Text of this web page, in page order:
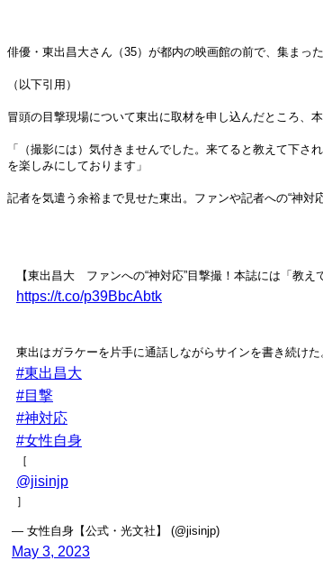
俳優・東出昌大さん（35）が都内の映画館の前で、集まっ
（以下引用）
冒頭の目撃現場について東出に取材を申し込んだところ、
「（撮影には）気付きませんでした。来てると教えて下
を楽しみにしております」
記者を気遣う余裕まで見せた東出。ファンや記者への“神対
【東出昌大 ファンへの“神対応”目撃撮！本誌には「教え
https://t.co/p39BbcAbtk
東出はガラケーを片手に通話しながらサインを書き続け
#東出昌大
#目撃
#神対応
#女性自身
［
@jisinjp
］
— 女性自身【公式・光文社】 (@jisinjp)
May 3, 2023